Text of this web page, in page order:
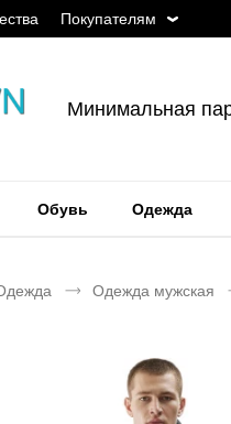
Покупателям
Минимальная
Обувь Одежда
Одежда мужская